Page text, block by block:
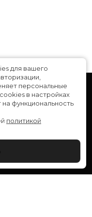
для вашего
персональные
в настройках
функциональность
политикой